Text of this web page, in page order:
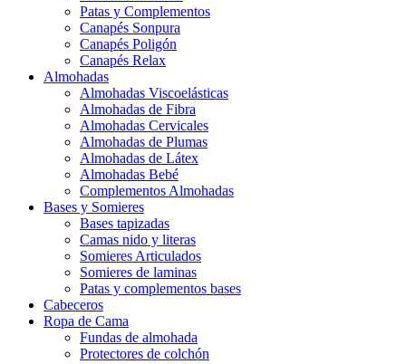
Patas y Complementos
Canapés Sonpura
Canapés Poligón
Canapés Relax
Almohadas
Almohadas Viscoelásticas
Almohadas de Fibra
Almohadas Cervicales
Almohadas de Plumas
Almohadas de Látex
Almohadas Bebé
Complementos Almohadas
Bases y Somieres
Bases tapizadas
Camas nido y literas
Somieres Articulados
Somieres de laminas
Patas y complementos bases
Cabeceros
Ropa de Cama
Fundas de almohada
Protectores de colchón